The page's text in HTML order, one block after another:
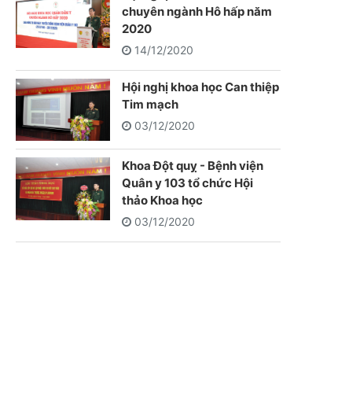
chuyên ngành Hô hấp năm
2020
14/12/2020
Hội nghị khoa học Can thiệp
Tim mạch
03/12/2020
Khoa Đột quỵ - Bệnh viện
Quân y 103 tổ chức Hội
thảo Khoa học
03/12/2020